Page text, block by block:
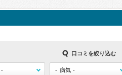
口コミを絞り込む